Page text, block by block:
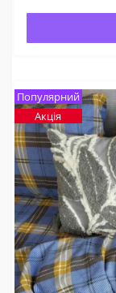
Популярний
Акція